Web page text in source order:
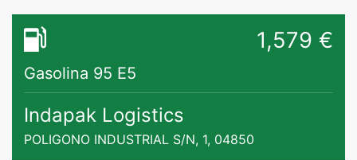
1,579 €
Gasolina 95 E5
Indapak Logistics
POLIGONO INDUSTRIAL S/N, 1, 04850